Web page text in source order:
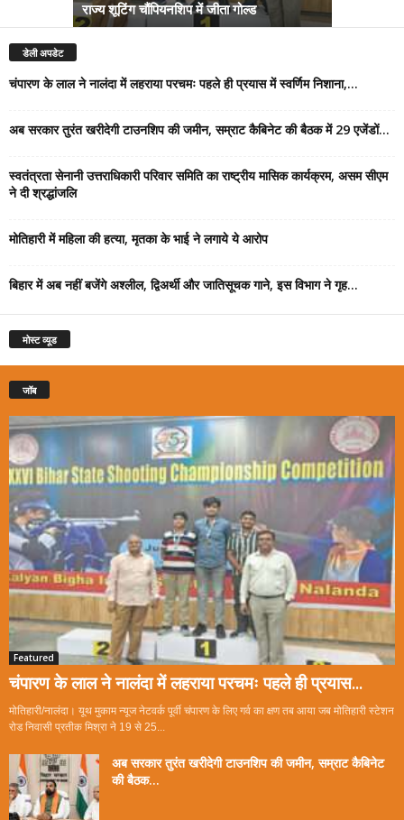
राज्य शूटिंग चौंपियनशिप में जीता गोल्ड
डेली अपडेट
चंपारण के लाल ने नालंदा में लहराया परचमः पहले ही प्रयास में स्वर्णिम निशाना,...
अब सरकार तुरंत खरीदेगी टाउनशिप की जमीन, सम्राट कैबिनेट की बैठक में 29 एजेंडों...
स्वतंत्रता सेनानी उत्तराधिकारी परिवार समिति का राष्ट्रीय मासिक कार्यक्रम, असम सीएम
ने दी श्रद्धांजलि
मोतिहारी में महिला की हत्या, मृतका के भाई ने लगाये ये आरोप
बिहार में अब नहीं बजेंगे अश्लील, द्विअर्थी और जातिसूचक गाने, इस विभाग ने गृह...
मोस्ट व्यूड
जॉब
Featured
चंपारण के लाल ने नालंदा में लहराया परचमः पहले ही प्रयास...
मोतिहारी/नालंदा। यूथ मुकाम न्यूज नेटवर्क पूर्वी चंपारण के लिए गर्व का क्षण तब आया जब मोतिहारी स्टेशन
रोड निवासी प्रतीक मिश्रा ने 19 से 25...
अब सरकार तुरंत खरीदेगी टाउनशिप की जमीन, सम्राट कैबिनेट
की बैठक...